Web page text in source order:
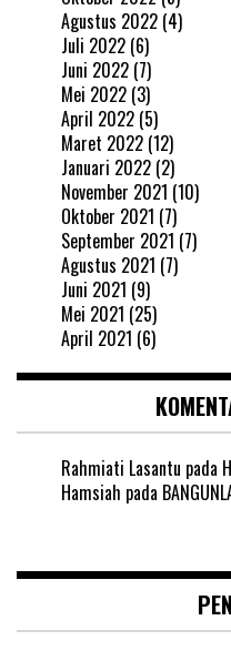
Agustus 2022 (4)
Juli 2022 (6)
Juni 2022 (7)
Mei 2022 (3)
April 2022 (5)
Maret 2022 (12)
Januari 2022 (2)
November 2021 (10)
Oktober 2021 (7)
September 2021 (7)
Agustus 2021 (7)
Juni 2021 (9)
Mei 2021 (25)
April 2021 (6)
Rahmiati Lasantu pada
Hamsiah pada